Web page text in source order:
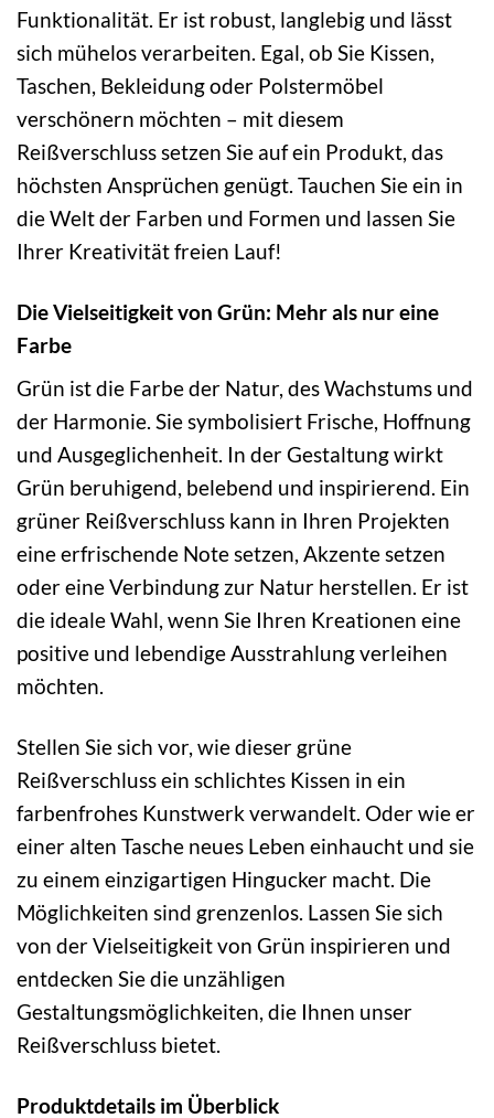
Funktionalität. Er ist robust, langlebig und lässt
sich mühelos verarbeiten. Egal, ob Sie Kissen,
Taschen, Bekleidung oder Polstermöbel
verschönern möchten – mit diesem
Reißverschluss setzen Sie auf ein Produkt, das
höchsten Ansprüchen genügt. Tauchen Sie ein in
die Welt der Farben und Formen und lassen Sie
Ihrer Kreativität freien Lauf!
Die Vielseitigkeit von Grün: Mehr als nur eine
Farbe
Grün ist die Farbe der Natur, des Wachstums und
der Harmonie. Sie symbolisiert Frische, Hoffnung
und Ausgeglichenheit. In der Gestaltung wirkt
Grün beruhigend, belebend und inspirierend. Ein
grüner Reißverschluss kann in Ihren Projekten
eine erfrischende Note setzen, Akzente setzen
oder eine Verbindung zur Natur herstellen. Er ist
die ideale Wahl, wenn Sie Ihren Kreationen eine
positive und lebendige Ausstrahlung verleihen
möchten.
Stellen Sie sich vor, wie dieser grüne
Reißverschluss ein schlichtes Kissen in ein
farbenfrohes Kunstwerk verwandelt. Oder wie er
einer alten Tasche neues Leben einhaucht und sie
zu einem einzigartigen Hingucker macht. Die
Möglichkeiten sind grenzenlos. Lassen Sie sich
von der Vielseitigkeit von Grün inspirieren und
entdecken Sie die unzähligen
Gestaltungsmöglichkeiten, die Ihnen unser
Reißverschluss bietet.
Produktdetails im Überblick